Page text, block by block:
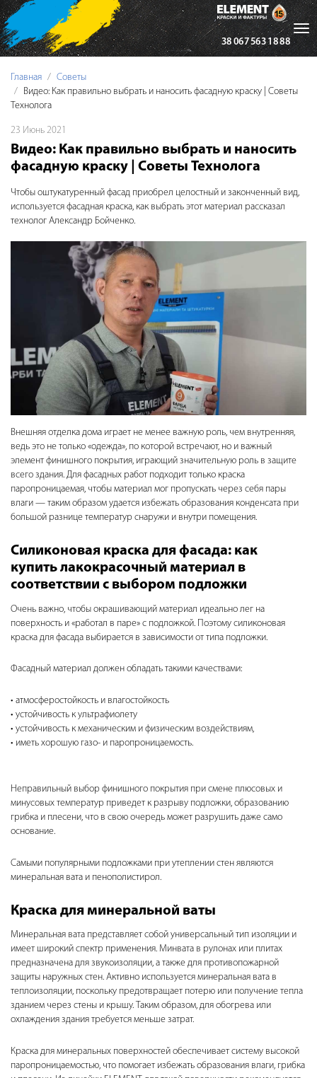
38 067 563 18 88
Главная
Советы
Видео: Как правильно выбрать и наносить фасадную краску | Советы
Технолога
23 Июнь 2021
Видео: Как правильно выбрать и наносить
фасадную краску | Советы Технолога
Чтобы оштукатуренный фасад приобрел целостный и законченный вид,
используется фасадная краска, как выбрать этот материал рассказал
технолог Александр Бойченко.
Внешняя отделка дома играет не менее важную роль, чем внутренняя,
ведь это не только «одежда», по которой встречают, но и важный
элемент финишного покрытия, играющий значительную роль в защите
всего здания. Для фасадных работ подходит только краска
паропроницаемая, чтобы материал мог пропускать через себя пары
влаги — таким образом удается избежать образования конденсата при
большой разнице температур снаружи и внутри помещения.
Силиконовая краска для фасада: как
купить лакокрасочный материал в
соответствии с выбором подложки
Очень важно, чтобы окрашивающий материал идеально лег на
поверхность и «работал в паре» с подложкой. Поэтому силиконовая
краска для фасада выбирается в зависимости от типа подложки.
Фасадный материал должен обладать такими качествами:
атмосферостойкость и влагостойкость
устойчивость к ультрафиолету
устойчивость к механическим и физическим воздействиям,
иметь хорошую газо- и паропроницаемость.
Неправильный выбор финишного покрытия при смене плюсовых и
минусовых температур приведет к разрыву подложки, образованию
грибка и плесени, что в свою очередь может разрушить даже само
основание.
Самыми популярными подложками при утеплении стен являются
минеральная вата и пенополистирол.
Краска для минеральной ваты
Минеральная вата представляет собой универсальный тип изоляции и
имеет широкий спектр применения. Минвата в рулонах или плитах
предназначена для звукоизоляции, а также для противопожарной
защиты наружных стен. Активно используется минеральная вата в
теплоизоляции, поскольку предотвращает потерю или получение тепла
зданием через стены и крышу. Таким образом, для обогрева или
охлаждения здания требуется меньше затрат.
Краска для минеральных поверхностей обеспечивает систему высокой
паропроницаемостью, что помогает избежать образования влаги, грибка